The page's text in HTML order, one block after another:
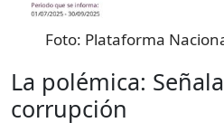
Foto: Plataforma
La polémica:
corrupción